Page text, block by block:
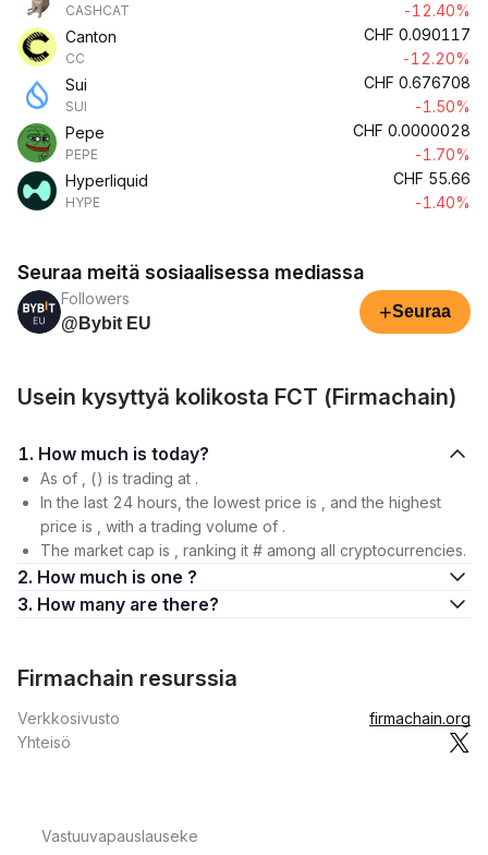
CASHCAT
-12.40%
Canton
CC
CHF 0.090117
-12.20%
Sui
SUI
CHF 0.676708
-1.50%
Pepe
PEPE
CHF 0.0000028
-1.70%
Hyperliquid
HYPE
CHF 55.66
-1.40%
Seuraa meitä sosiaalisessa mediassa
Followers
@Bybit EU
+Seuraa
Usein kysyttyä kolikosta FCT (Firmachain)
1. How much is today?
As of , () is trading at .
In the last 24 hours, the lowest price is , and the highest
price is , with a trading volume of .
The market cap is , ranking it # among all cryptocurrencies.
2. How much is one ?
3. How many are there?
Firmachain resurssia
Verkkosivusto
firmachain.org
Yhteisö
Vastuuvapauslauseke